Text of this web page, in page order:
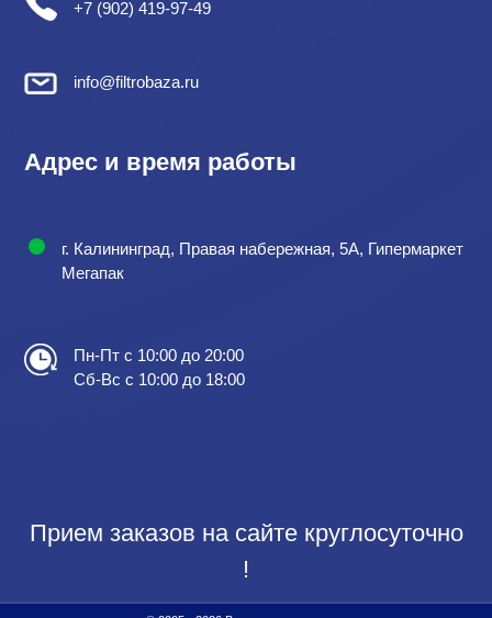
+7 (902) 419-97-49
info@filtrobaza.ru
Адрес и время работы
г. Калининград, Правая набережная, 5А, Гипермаркет
Мегапак
Пн-Пт с 10:00 до 20:00
Сб-Вс с 10:00 до 18:00
Прием заказов на сайте круглосуточно
!